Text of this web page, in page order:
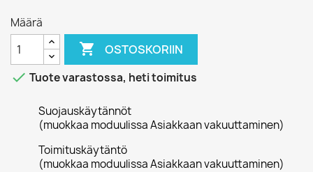
Määrä
 OSTOSKORIIN
 Tuote varastossa, heti toimitus
Suojauskäytännöt
(muokkaa moduulissa Asiakkaan vakuuttaminen)
Toimituskäytäntö
(muokkaa moduulissa Asiakkaan vakuuttaminen)